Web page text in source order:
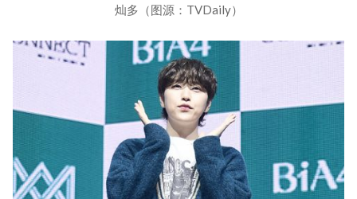
灿多（图源：TVDaily）